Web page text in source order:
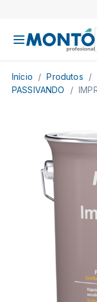
Início / Produtos /
PASSIVANDO
/